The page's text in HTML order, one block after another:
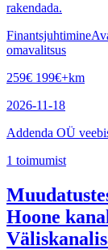
rakendada.
Finantsjuhtimine
omavalitsus
259€ 199€+km
2026-11-18
Addenda OÜ
1 toimumist
Hoone